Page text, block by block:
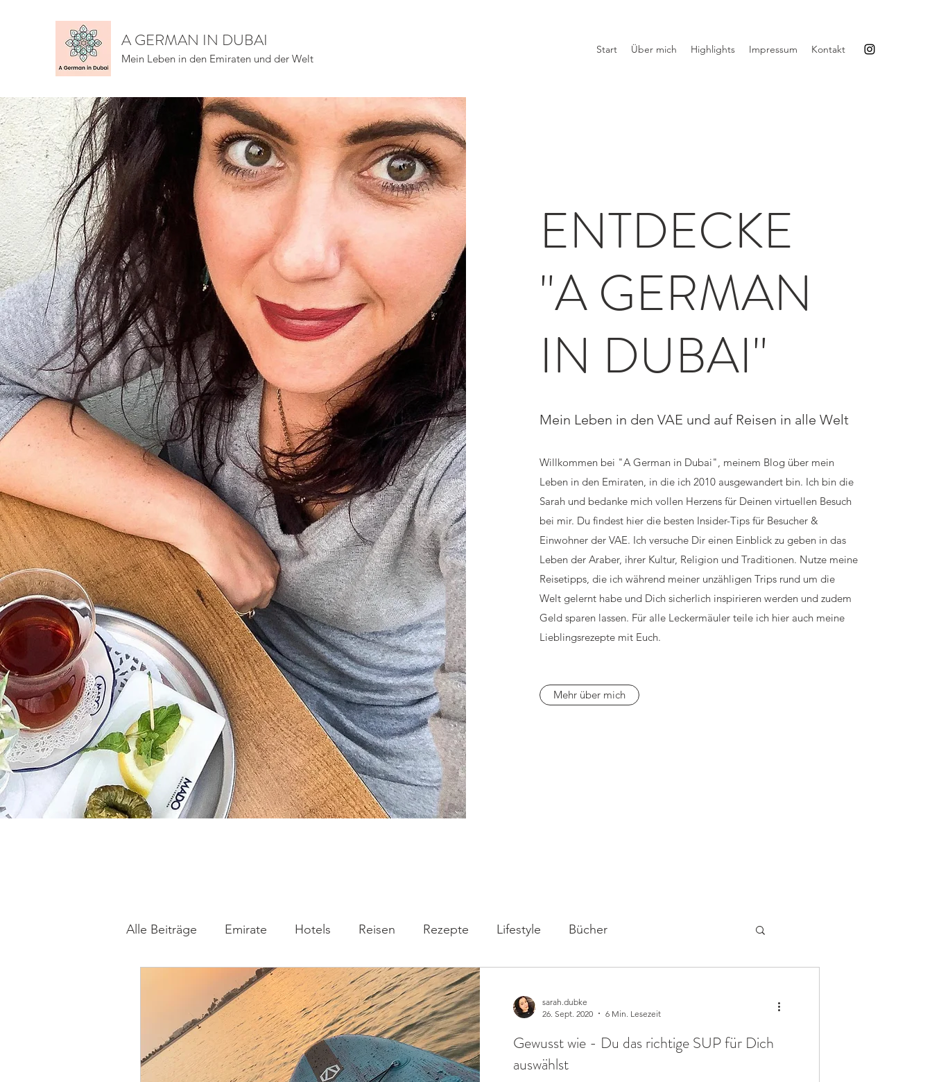
A GERMAN IN DUBAI
Mein Leben in den Emiraten und der Welt
Start Über mich Highlights Impressum Kontakt
ENTDECKE
"A GERMAN
IN DUBAI"
Mein Leben in den VAE und auf Reisen in alle Welt
Willkommen bei "A German in Dubai", meinem Blog über mein
Leben in den Emiraten, in die ich 2010 ausgewandert bin. Ich bin die
Sarah und bedanke mich vollen Herzens für Deinen virtuellen Besuch
bei mir. Du findest hier die besten Insider-Tips für Besucher &
Einwohner der VAE. Ich versuche Dir einen Einblick zu geben in das
Leben der Araber, ihrer Kultur, Religion und Traditionen. Nutze meine
Reisetipps, die ich während meiner unzähligen Trips rund um die
Welt gelernt habe und Dich sicherlich inspirieren werden und zudem
Geld sparen lassen. Für alle Leckermäuler teile ich hier auch meine
Lieblingsrezepte mit Euch.
Mehr über mich
Alle Beiträge Emirate Hotels Reisen Rezepte Lifestyle Bücher
sarah.dubke
26. Sept. 2020
6 Min. Lesezeit
Gewusst wie - Du das richtige SUP für Dich
auswählst